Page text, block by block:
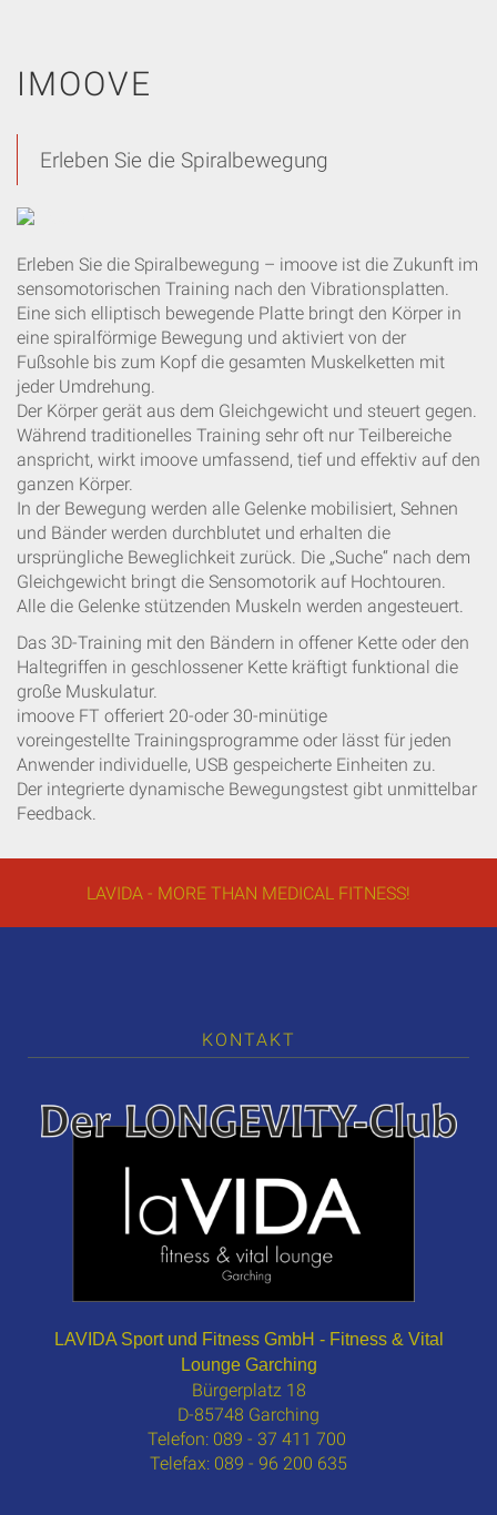
IMOOVE
Erleben Sie die Spiralbewegung
Erleben Sie die Spiralbewegung – imoove ist die Zukunft im
sensomotorischen Training nach den Vibrationsplatten.
Eine sich elliptisch bewegende Platte bringt den Körper in
eine spiralförmige Bewegung und aktiviert von der
Fußsohle bis zum Kopf die gesamten Muskelketten mit
jeder Umdrehung.
Der Körper gerät aus dem Gleichgewicht und steuert gegen.
Während traditionelles Training sehr oft nur Teilbereiche
anspricht, wirkt imoove umfassend, tief und effektiv auf den
ganzen Körper.
In der Bewegung werden alle Gelenke mobilisiert, Sehnen
und Bänder werden durchblutet und erhalten die
ursprüngliche Beweglichkeit zurück. Die „Suche“ nach dem
Gleichgewicht bringt die Sensomotorik auf Hochtouren.
Alle die Gelenke stützenden Muskeln werden angesteuert.
Das 3D-Training mit den Bändern in offener Kette oder den
Haltegriffen in geschlossener Kette kräftigt funktional die
große Muskulatur.
imoove FT offeriert 20-oder 30-minütige
voreingestellte Trainingsprogramme oder lässt für jeden
Anwender individuelle, USB gespeicherte Einheiten zu.
Der integrierte dynamische Bewegungstest gibt unmittelbar
Feedback.
LAVIDA - MORE THAN MEDICAL FITNESS!
KONTAKT
LAVIDA Sport und Fitness GmbH - Fitness & Vital
Lounge Garching
Bürgerplatz 18
D-85748 Garching
Telefon: 089 - 37 411 700
Telefax: 089 - 96 200 635